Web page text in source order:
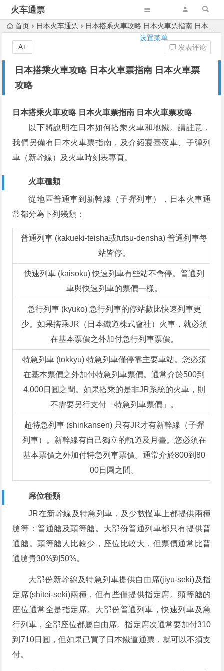
火车通票
设置菜单
首页 日本火车通票 日本搭乘火車攻略 日本火車票指南 日本火車票攻略
日本搭乘火車攻略 日本火車票指南 日本火車票
攻略
发表评论
A+
日本搭乘火車攻略 日本火車票指南 日本火車票攻略
以下將說明在日本如何搭乘火車和地鐵。請註意，
我們另備有日本火車票指南，及介紹寢臺夜車、子彈列
車（新幹線）及火車時刻表專頁。
火車種類
從地區普通車到新幹線（子彈列車），日本火車通
常都分為下列幾類：
普通列車 (kakueki-teisha或futsu-densha) 普通列車每
站皆停。
快速列車 (kaisoku) 快速列車有些站不會停。普通列
車與快速列車的票價一樣。
急行列車 (kyuko) 急行列車的停站數比快速列車更
少。如果搭乘JR（日本鐵道株式會社）火車，就必須
在基本票價之外加付急行列車票價。
特急列車 (tokkyu) 特急列車僅停靠主要車站。您必須
在基本票價之外加付特急列車票價。通常介於500到
4,000日圓之間。如果搭乘的是非JR系統的火車，則
不需要另行支付「特急列車票價」。
超特急列車 (shinkansen) 只有JR才有新幹線（子彈
列車）。新幹線有自己獨立的軌道及月臺。您必須在
基本票價之外加付特急列車票價。通常介於800到80
00日圓之間。
席位種類
JR在新幹線及特急列車，及少數慢車上都提供兩種
艙等：普通艙及頭等艙。大部份普通列車都只有提供普
通艙。頭等艙人比較少，座位比較大，但票價通常比普
通艙貴30%到50%。
大部份新幹線及特急列車提供自由席(jiyu-seki)及指
定席(shitei-seki)兩種，但有些僅提供指定席。頭等艙的
座位通常全是指定席。大部份普通列車，快速列車及急
行列車，全部座位都屬自由席。指定席次通常要加付310
到710日圓，但如果已買了日本鐵道通票，就可以不須支
付。